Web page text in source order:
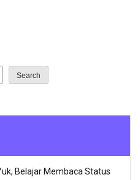
Search
Belajar Membaca Status